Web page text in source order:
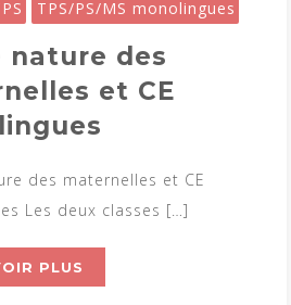
TPS/PS/MS monolingues
nature des
et CE
des maternelles et CE
Les deux classes […]
PLUS